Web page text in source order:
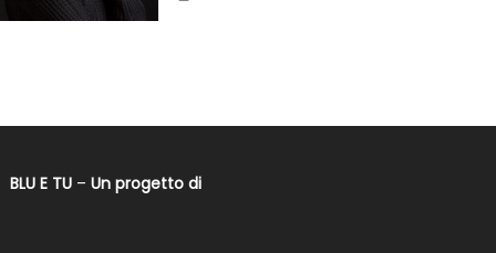
BLU E TU– Un progetto di